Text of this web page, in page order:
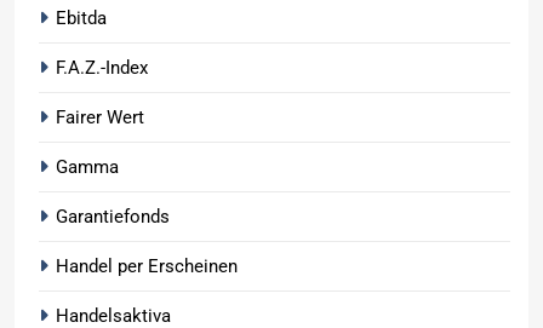
Ebitda
F.A.Z.-Index
Fairer Wert
Gamma
Garantiefonds
Handel per Erscheinen
Handelsaktiva